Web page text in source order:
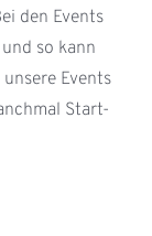
den Events
so kann
Events
Start-